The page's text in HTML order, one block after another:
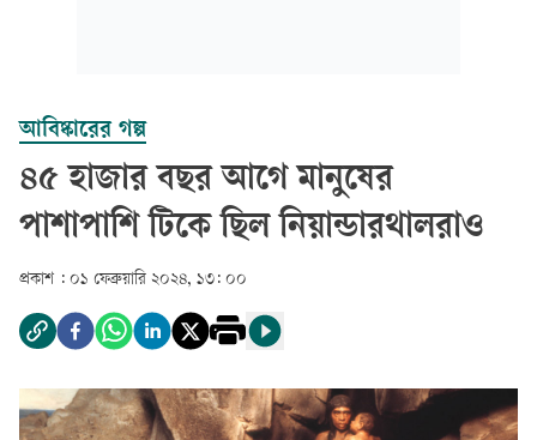
আবিষ্কারের গল্প
৪৫ হাজার বছর আগে মানুষের
পাশাপাশি টিকে ছিল নিয়ান্ডারথালরাও
প্রকাশ : ০১ ফেব্রুয়ারি ২০২৪, ১৩: ০০